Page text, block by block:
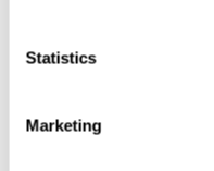
Statistics
Marketing